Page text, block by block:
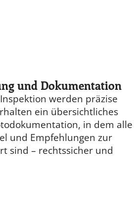
und Dokumentation
werden präzise
ein übersichtliches
in dem alle
und Empfehlungen zur
sind – rechtssicher und